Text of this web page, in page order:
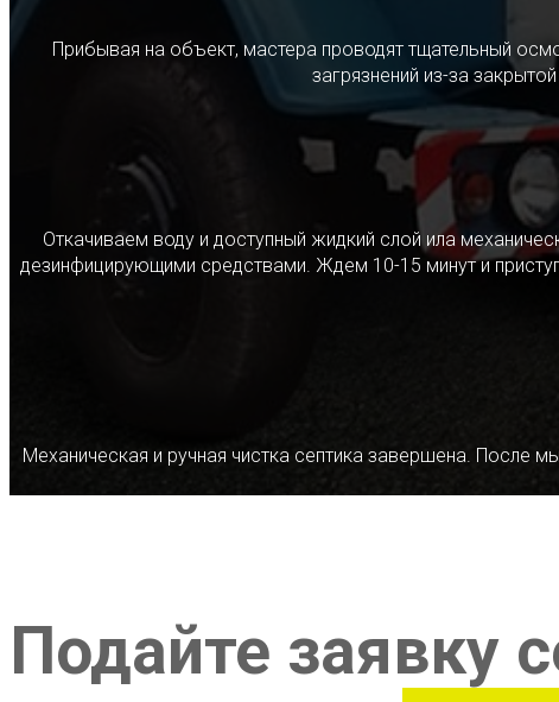
Прибывая на объект, мастера проводят тщательный
загрязнений из-за
Откачиваем воду и доступный жидкий слой ила
дезинфицирующими средствами. Ждем 10-15 минут и
Механическая и ручная чистка септика завершена. После
Подайте заявку